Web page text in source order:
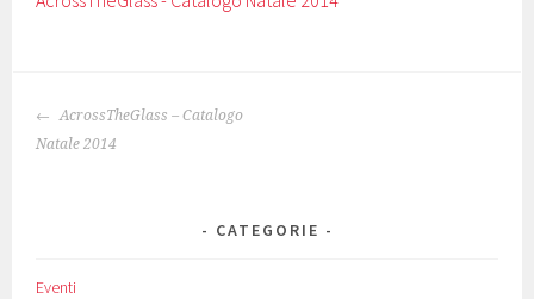
NAVIGAZIONE
ARTICOLO
AcrossTheGlass – Catalogo
Natale 2014
CATEGORIE
Eventi